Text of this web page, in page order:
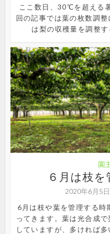
ここ数日、30℃を超える
回の記事では葉の枚数調
は梨の収穫量を調整
園
６月は枝
2020年6月5日
6月は枝や葉を管理する時
ってきます。葉は光合成
していますが、多ければ